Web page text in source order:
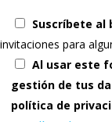
Suscríbete al
invitaciones para
Al usar este
gestión de tus
política de